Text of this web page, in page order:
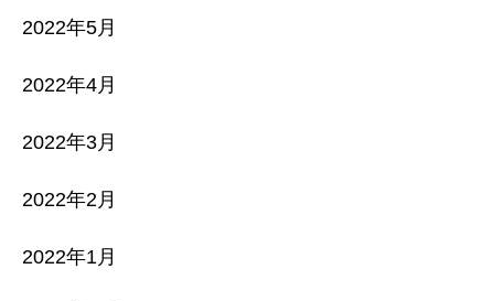
2022年5月
2022年4月
2022年3月
2022年2月
2022年1月